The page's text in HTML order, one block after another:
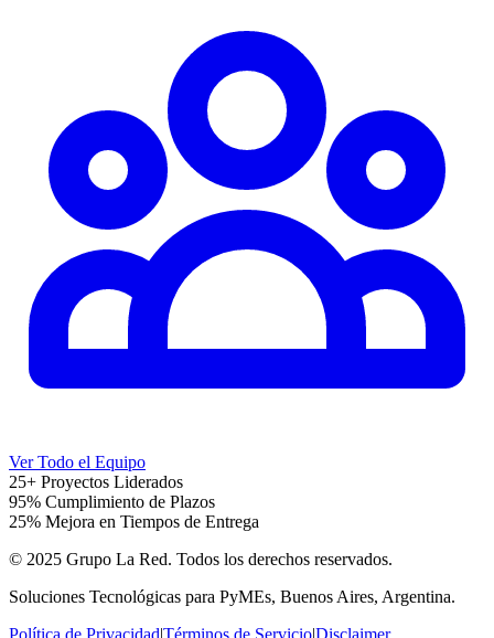
Ver Todo el Equipo
25+ Proyectos Liderados
95% Cumplimiento de Plazos
25% Mejora en Tiempos de Entrega
© 2025 Grupo La Red. Todos los derechos reservados.
Soluciones Tecnológicas para PyMEs, Buenos Aires, Argentina.
Política de Privacidad|Términos de Servicio|Disclaimer